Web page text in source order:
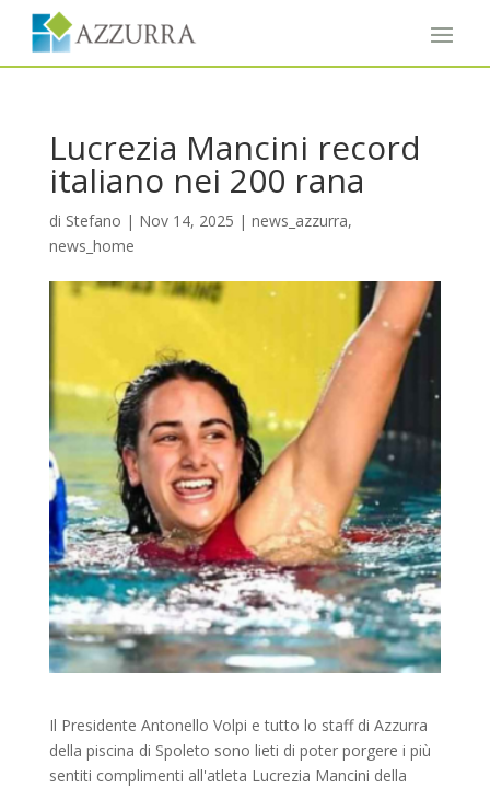
Lucrezia Mancini record
italiano nei 200 rana
di Stefano | Nov 14, 2025 | news_azzurra,
news_home
Il Presidente Antonello Volpi e tutto lo staff di Azzurra
della piscina di Spoleto sono lieti di poter porgere i più
sentiti complimenti all'atleta Lucrezia Mancini della